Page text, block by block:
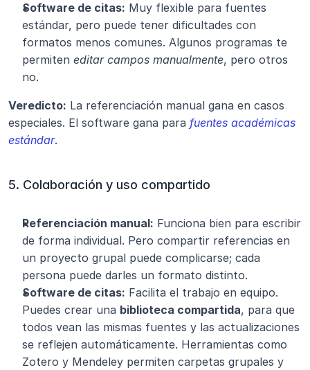
Software de citas: Muy flexible para fuentes
estándar, pero puede tener dificultades con
formatos menos comunes. Algunos programas te
permiten editar campos manualmente, pero otros
no.
Veredicto: La referenciación manual gana en casos
especiales. El software gana para fuentes académicas
estándar.
5. Colaboración y uso compartido
Referenciación manual: Funciona bien para escribir
de forma individual. Pero compartir referencias en
un proyecto grupal puede complicarse; cada
persona puede darles un formato distinto.
Software de citas: Facilita el trabajo en equipo.
Puedes crear una biblioteca compartida, para que
todos vean las mismas fuentes y las actualizaciones
se reflejen automáticamente. Herramientas como
Zotero y Mendeley permiten carpetas grupales y